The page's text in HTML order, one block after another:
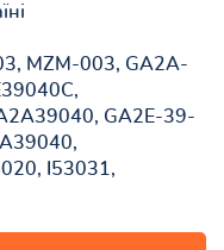
MZM-003, GA2A-
GA2E-39-
I53031,